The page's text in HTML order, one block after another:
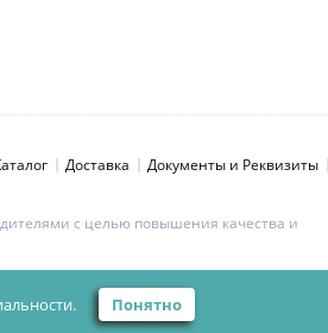
Доставка Документы и Реквизиты
с целью повышения качества и
данных.
Понятно